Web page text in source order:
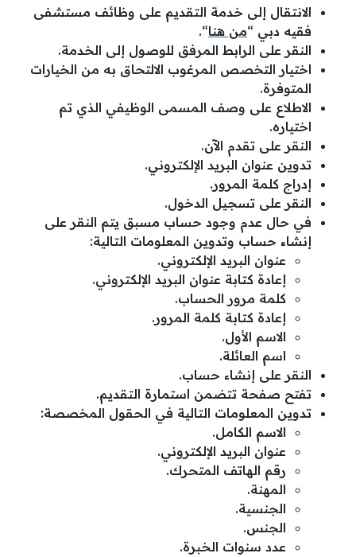
الانتقال إلى خدمة التقديم على وظائف مستشفى
فقيه دبي “من هنا“.
النقر على الرابط المرفق للوصول إلى الخدمة.
اختيار التخصص المرغوب الالتحاق به من الخيارات
المتوفرة.
الاطلاع على وصف المسمى الوظيفي الذي تم
اختياره.
النقر على تقدم الآن.
تدوين عنوان البريد الإلكتروني.
إدراج كلمة المرور.
النقر على تسجيل الدخول.
في حال عدم وجود حساب مسبق يتم النقر على
إنشاء حساب وتدوين المعلومات التالية:
عنوان البريد الإلكتروني.
إعادة كتابة عنوان البريد الإلكتروني.
كلمة مرور الحساب.
إعادة كتابة كلمة المرور.
الاسم الأول.
اسم العائلة.
النقر على إنشاء حساب.
تفتح صفحة تتضمن استمارة التقديم.
تدوين المعلومات التالية في الحقول المخصصة:
الاسم الكامل.
عنوان البريد الإلكتروني.
رقم الهاتف المتحرك.
المهنة.
الجنسية.
الجنس.
عدد سنوات الخبرة.